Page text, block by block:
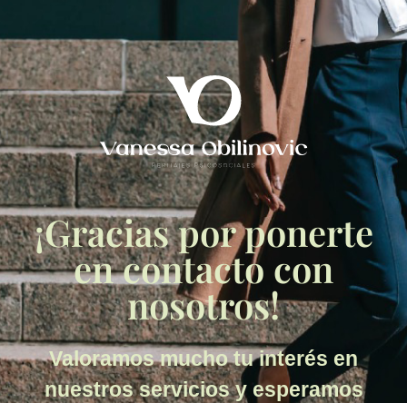
¡Gracias por ponerte
en contacto con
nosotros!
Valoramos mucho tu interés en
nuestros servicios y esperamos